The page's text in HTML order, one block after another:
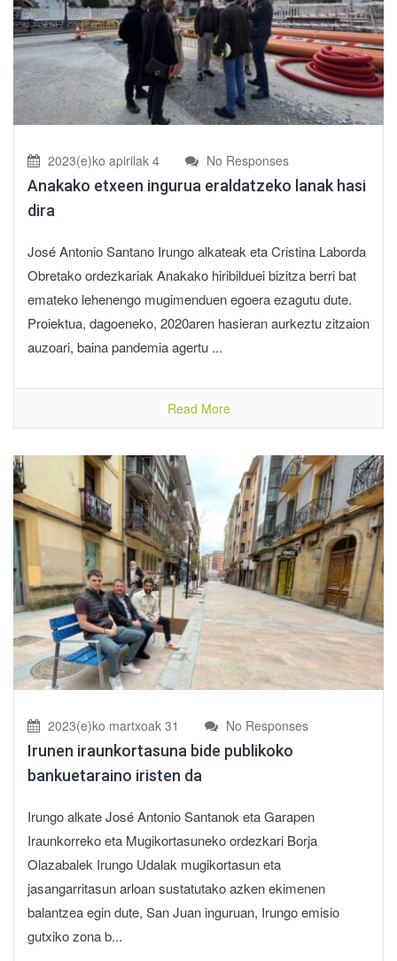
2023(e)ko apirilak 4 No Responses
Anakako etxeen ingurua eraldatzeko lanak hasi
dira
José Antonio Santano Irungo alkateak eta Cristina Laborda
Obretako ordezkariak Anakako hiribilduei bizitza berri bat
emateko lehenengo mugimenduen egoera ezagutu dute.
Proiektua, dagoeneko, 2020aren hasieran aurkeztu zitzaion
auzoari, baina pandemia agertu ...
Read More
2023(e)ko martxoak 31 No Responses
Irunen iraunkortasuna bide publikoko
bankuetaraino iristen da
Irungo alkate José Antonio Santanok eta Garapen
Iraunkorreko eta Mugikortasuneko ordezkari Borja
Olazabalek Irungo Udalak mugikortasun eta
jasangarritasun arloan sustatutako azken ekimenen
balantzea egin dute, San Juan inguruan, Irungo emisio
gutxiko zona b...